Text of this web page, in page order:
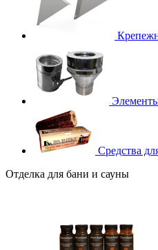
Средства
Отделка для бани и сауны